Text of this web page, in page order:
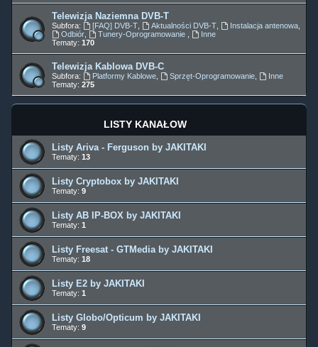
Telewizja Naziemna DVB-T
Subfora: [FAQ] DVB-T, Aktualności DVB-T, Instalacja antenowa,
Odbiór, Tunery-Oprogramowanie
Inne
Tematy: 170
Telewizja Kablowa DVB-C
Subfora: Platformy Kablowe, Sprzęt-Oprogramowanie,
Inne
Tematy: 275
LISTY KANAŁÓW
Listy Ariva - Ferguson by JAKITAKI
Tematy: 13
Listy Cryptobox by JAKITAKI
Tematy: 9
Listy AB IP-BOX by JAKITAKI
Tematy: 1
Listy Freesat - GTMedia by JAKITAKI
Tematy: 18
Listy E2 by JAKITAKI
Tematy: 1
Listy Globo/Opticum by JAKITAKI
Tematy: 9